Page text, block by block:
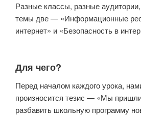
Разные классы, разные
темы две — «Информационные
интернет» и «Безопасность в
Для чего?
Перед началом каждого урока,
произносится тезис — «Мы
разбавить школьную программу